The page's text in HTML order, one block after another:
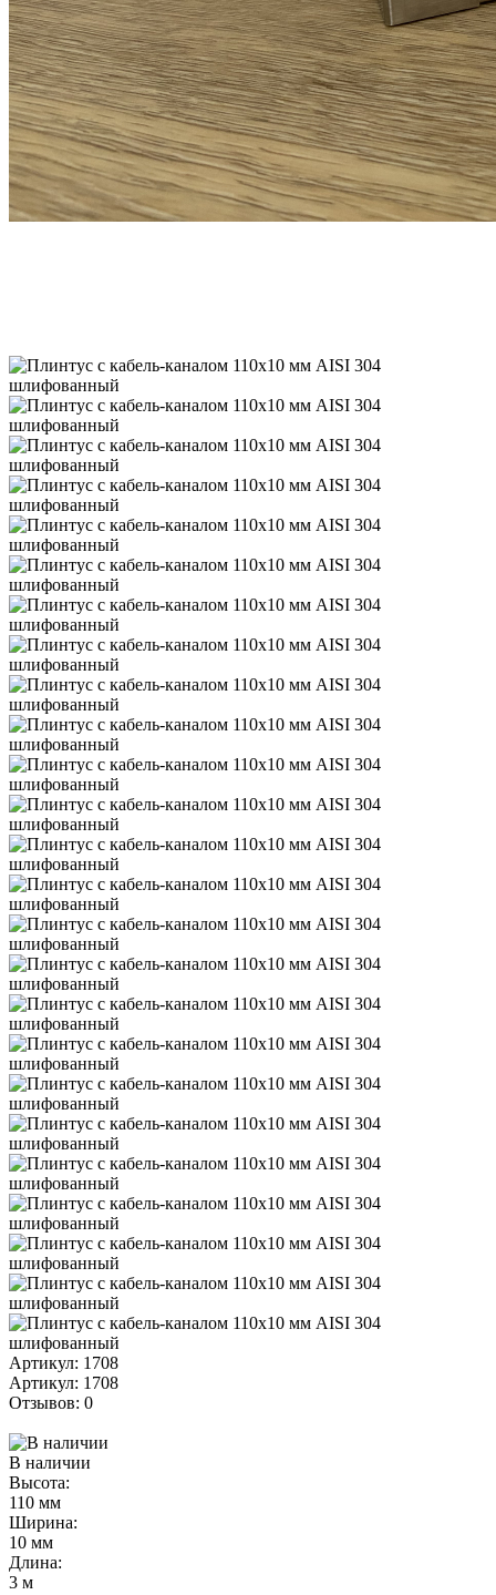
Артикул: 1708
Артикул: 1708
Отзывов: 0
В наличии
Высота:
110 мм
Ширина:
10 мм
Длина:
3 м